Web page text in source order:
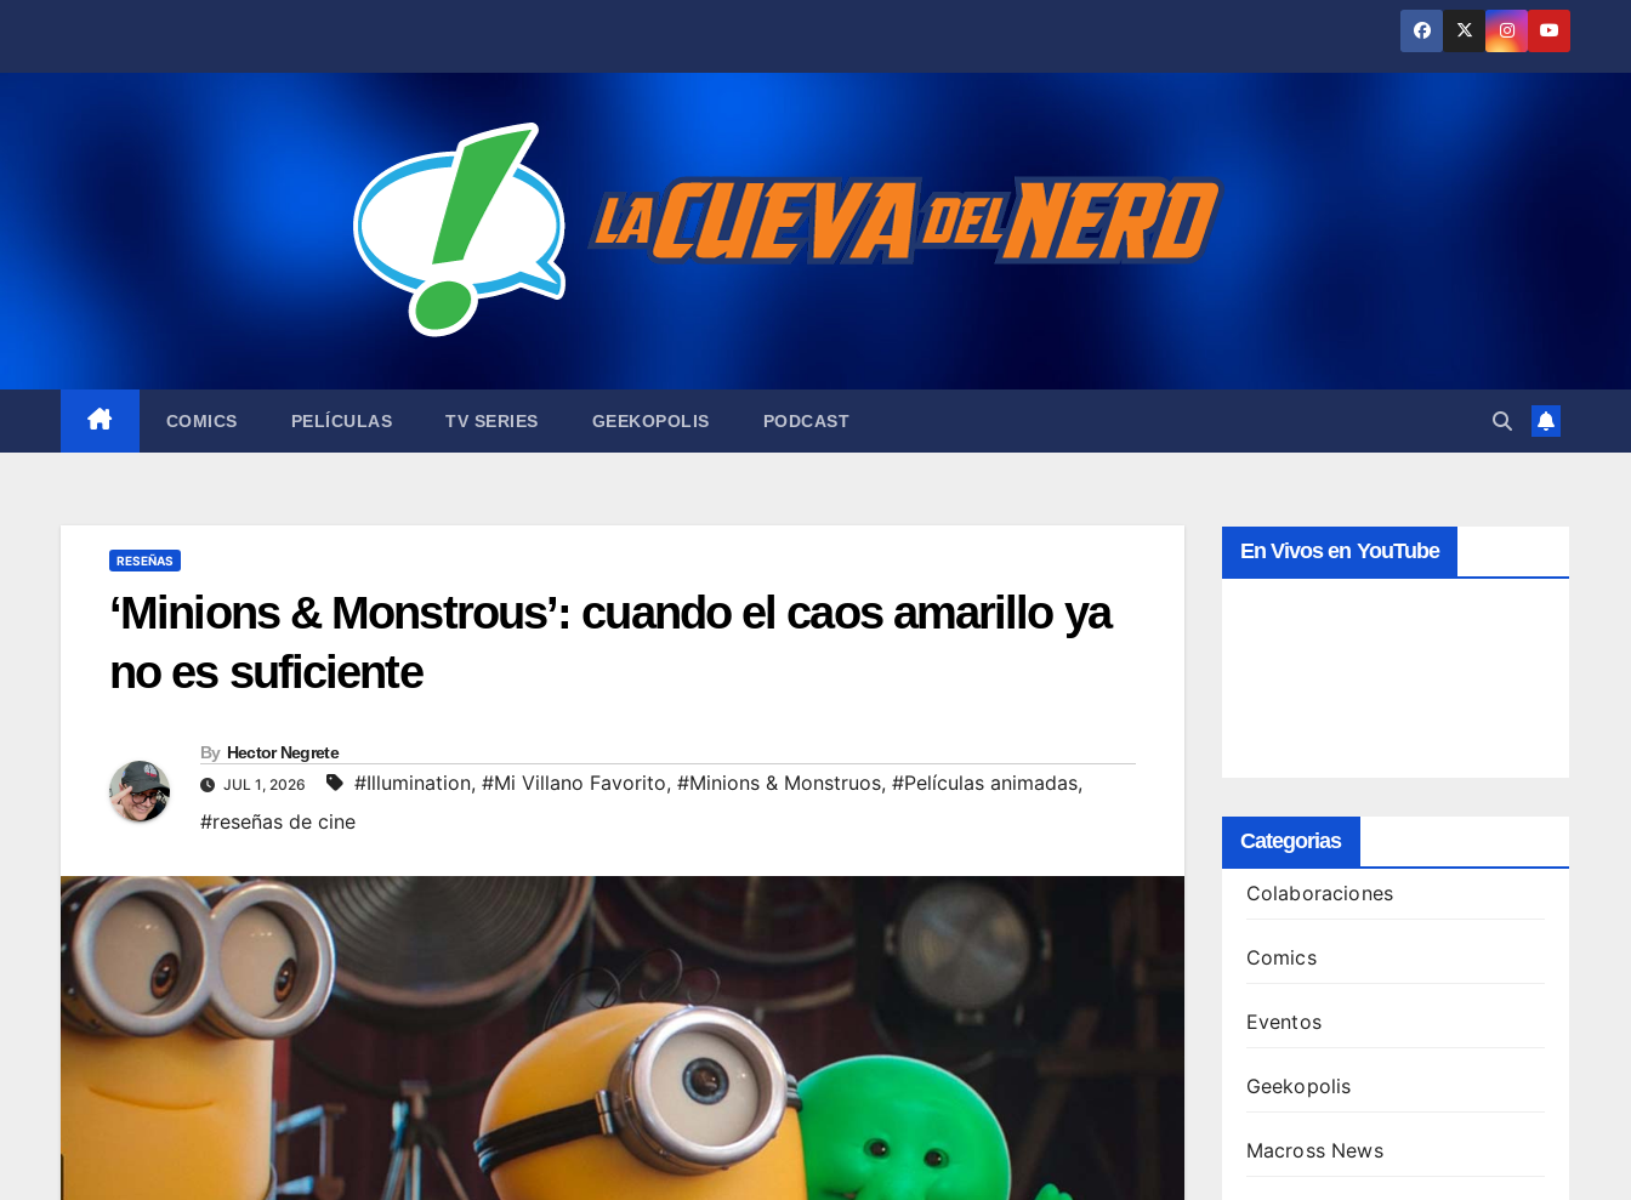
COMICS PELÍCULAS TV SERIES GEEKOPOLIS PODCAST
RESEÑAS
‘Minions & Monstrous’: cuando el caos amarillo ya
no es suficiente
By Hector Negrete
JUL 1, 2026 #Illumination, #Mi Villano Favorito, #Minions & Monstruos, #Películas animadas,
#reseñas de cine
En Vivos en YouTube
Categorias
Colaboraciones
Comics
Eventos
Geekopolis
Macross News